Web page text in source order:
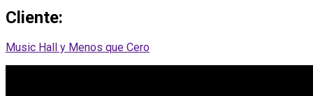
Cliente:
Music Hall y Menos que Cero